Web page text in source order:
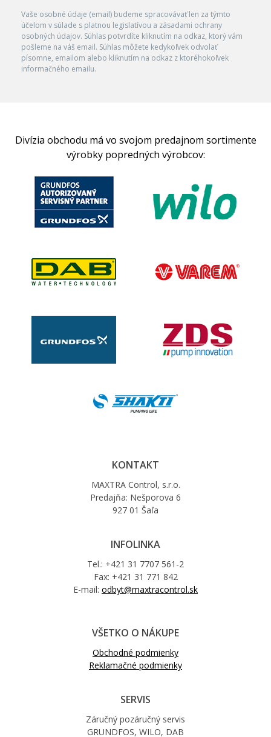
Vaše osobné údaje (email) budeme spracovávať len za týmto
účelom v súlade s platnou legislatívou a zásadami ochrany
osobných údajov. Súhlas potvrdíte kliknutím na odkaz, ktorý vám
pošleme na váš email. Súhlas môžete kedykoľvek odvolať
písomne, emailom alebo kliknutím na odkaz z ktoréhokoľvek
informačného emailu.
Divízia obchodu má vo svojom predajnom sortimente
výrobky popredných výrobcov:
KONTAKT
MAXTRA Control, s.r.o.
Predajňa: Nešporova 6
927 01 Šaľa
INFOLINKA
Tel.: +421 31 7707 561-2
Fax: +421 31 771 842
E-mail: odbyt@maxtracontrol.sk
VŠETKO O NÁKUPE
Obchodné podmienky
Reklamačné podmienky
SERVIS
Záručný pozáručný servis
GRUNDFOS, WILO, DAB